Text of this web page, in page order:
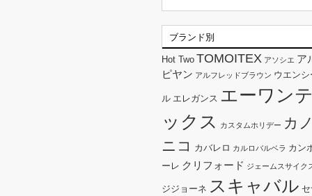
ブランド別
Hot Two TOMOITEX アソシエ ア
ピヤン アルフレッドブラウン ウエンシ
ル エレガンス エーワンテ
ックス
カスタムホリデー カノ
ニコ カバレロ カルロバルベラ カン
ーレ クリフォード ジェームスサイク
ジジョーネ スキャバル